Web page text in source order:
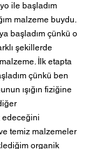
ile başladım
malzeme buydu.
başladım çünkü o
şekillerde
İlk etapta
çünkü ben
ışığın fiziğine
edeceğini
temiz malzemeler
organik